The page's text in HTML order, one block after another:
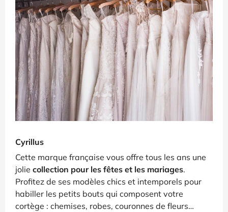
Cyrillus
Cette marque française vous offre tous les ans une
jolie collection pour les fêtes et les mariages.
Profitez de ses modèles chics et intemporels pour
habiller les petits bouts qui composent votre
cortège : chemises, robes, couronnes de fleurs…